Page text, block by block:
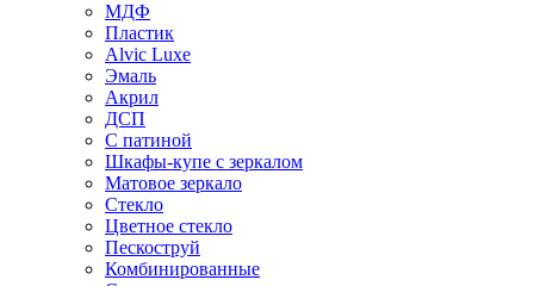
МДФ
Пластик
Alvic Luxe
Эмаль
Акрил
ДСП
С патиной
Шкафы-купе с зеркалом
Матовое зеркало
Стекло
Цветное стекло
Пескоструй
Комбинированные